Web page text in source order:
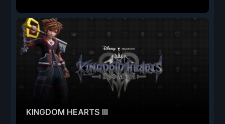
KINGDOM HEARTS III